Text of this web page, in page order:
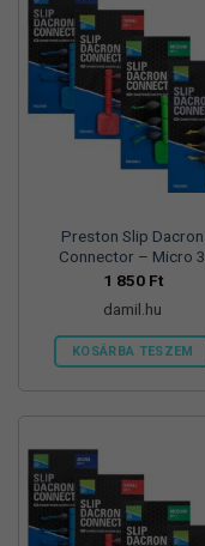
Preston Slip Dacron
Connector – Micro 3
db/csg
1 850 Ft
damil.hu
KOSÁRBA TESZEM